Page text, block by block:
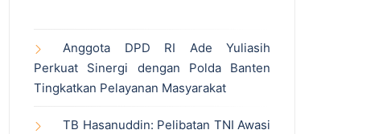
Anggota DPD RI Ade Yuliasih
Perkuat Sinergi dengan Polda Banten
Tingkatkan Pelayanan Masyarakat
TB Hasanuddin: Pelibatan TNI Awasi